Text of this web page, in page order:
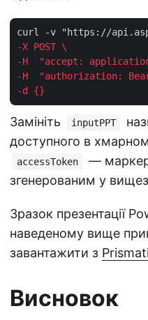
-X POST \
-H  "accept:
-H  "authorization:
-d {}
Замініть inputPPT
доступного в
accessToken
—
згенерованим у
Зразок презентації
наведеному вище
завантажити з
Висновок